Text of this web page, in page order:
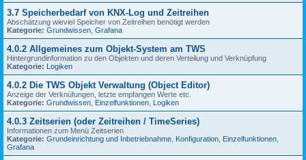
3.7 Speicherbedarf von KNX-Log und Zeitreihen
Abschätzung wieviel Speicher von Zeitreihen benötigt werden
Kategorie: Grundwissen Grafana
4.0.2 Allgemeines zum Objekt-System am TWS
Hintergrundinformation zu den Objekten und deren Verteilung und Verknüpfung
Kategorie: Logiken
4.0.2 Die TWS Objekt Verwaltung (Object Editor)
Anzeige der Verknüfungen, letzte empfangen Werte etc.
Kategorie: Grundwissen Einzelfunktionen Logiken
4.0.3 Zeitserien (oder Zeitreihen / TimeSeries)
Informationen zum Menü Zeitserien
Kategorie: Grundeinrichtung und Inbetriebnahme Konfiguration Einzelfunktionen
Grafana